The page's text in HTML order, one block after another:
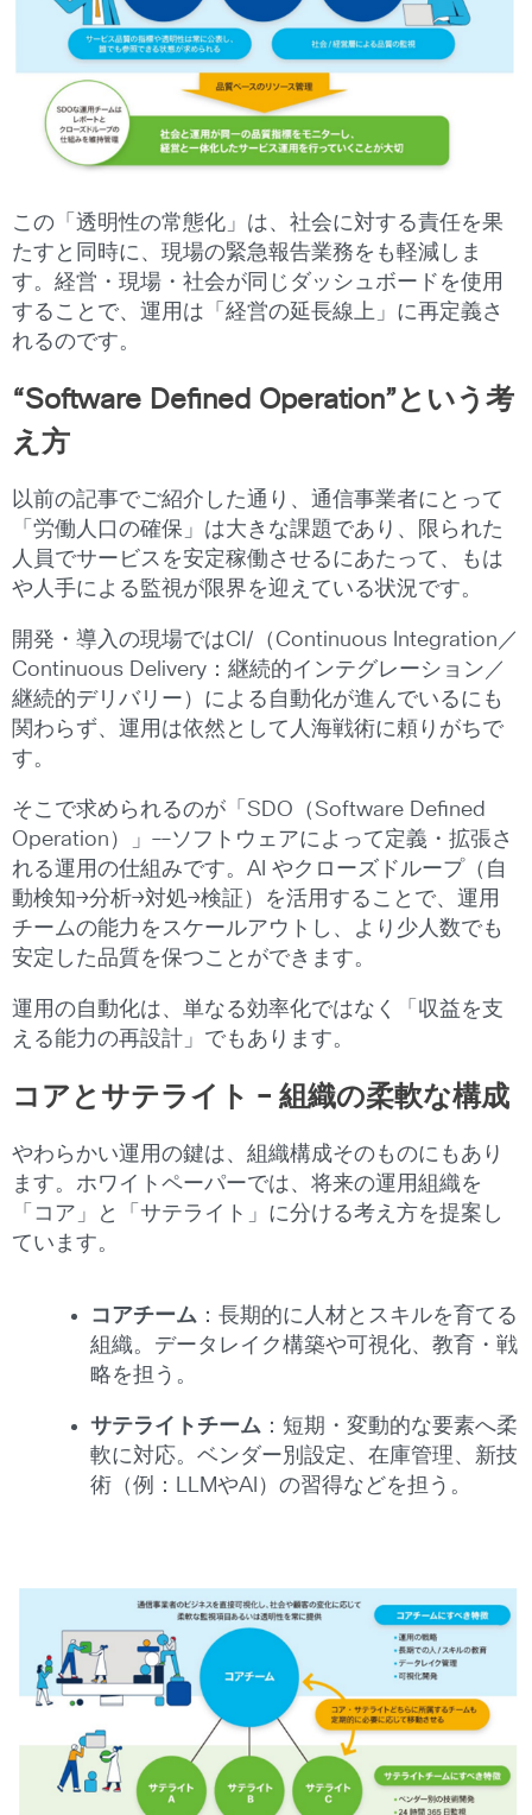
この「透明性の常態化」は、社会に対する責任を果
たすと同時に、現場の緊急報告業務をも軽減しま
す。経営・現場・社会が同じダッシュボードを使用
することで、運用は「経営の延長線上」に再定義さ
れるのです。
“Software Defined Operation”という考
え方
以前の記事でご紹介した通り、通信事業者にとって
「労働人口の確保」は大きな課題であり、限られた
人員でサービスを安定稼働させるにあたって、もは
や人手による監視が限界を迎えている状況です。
開発・導入の現場ではCI/（Continuous Integration／
Continuous Delivery：継続的インテグレーション／
継続的デリバリー）による自動化が進んでいるにも
関わらず、運用は依然として人海戦術に頼りがちで
す。
そこで求められるのが「SDO（Software Defined
Operation）」――ソフトウェアによって定義・拡張さ
れる運用の仕組みです。AI やクローズドループ（自
動検知→分析→対処→検証）を活用することで、運用
チームの能力をスケールアウトし、より少人数でも
安定した品質を保つことができます。
運用の自動化は、単なる効率化ではなく「収益を支
える能力の再設計」でもあります。
コアとサテライト ― 組織の柔軟な構成
やわらかい運用の鍵は、組織構成そのものにもあり
ます。ホワイトペーパーでは、将来の運用組織を
「コア」と「サテライト」に分ける考え方を提案し
ています。
コアチーム ：長期的に人材とスキルを育てる
組織。データレイク構築や可視化、教育・戦
略を担う。
サテライトチーム ：短期・変動的な要素へ柔
軟に対応。ベンダー別設定、在庫管理、新技
術（例：LLMやAI）の習得などを担う。